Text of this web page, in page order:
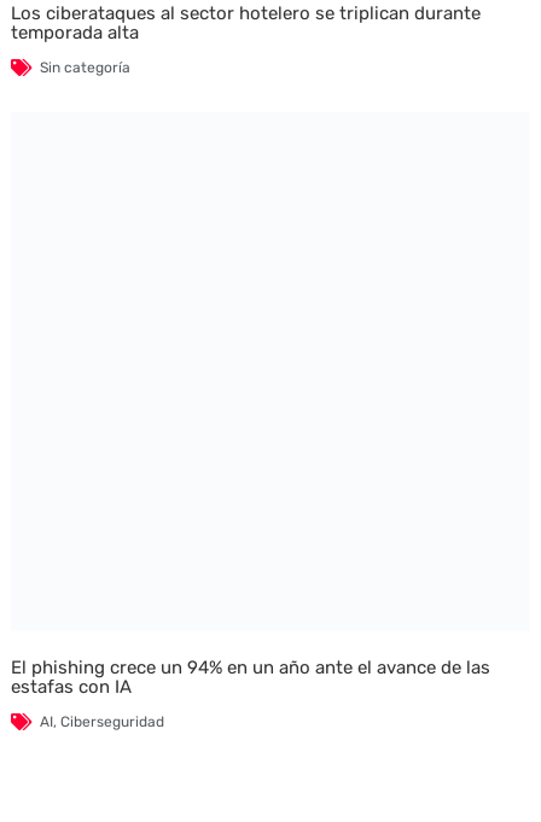
Los ciberataques al sector hotelero se triplican durante
temporada alta
Sin categoría
El phishing crece un 94% en un año ante el avance de las
estafas con IA
AI, Ciberseguridad